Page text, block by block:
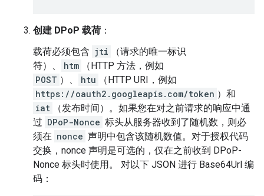
创建 DPoP 载荷 ：
载荷必须包含 jti
（请求的唯一标识
符）、
htm
（HTTP 方法，例如
POST ）、 htu
（HTTP URI，例如
https://oauth2.googleapis.com/token ）和
iat
（发布时间）。如果您在对之前请求的响应中通
过 DPoP-Nonce 标头从服务器收到了随机数，则必
须在 nonce 声明中包含该随机数值。对于授权代码
交换，nonce 声明是可选的，仅在之前收到 DPoP-
Nonce 标头时使用。 对以下 JSON 进行 Base64Url 编
码：